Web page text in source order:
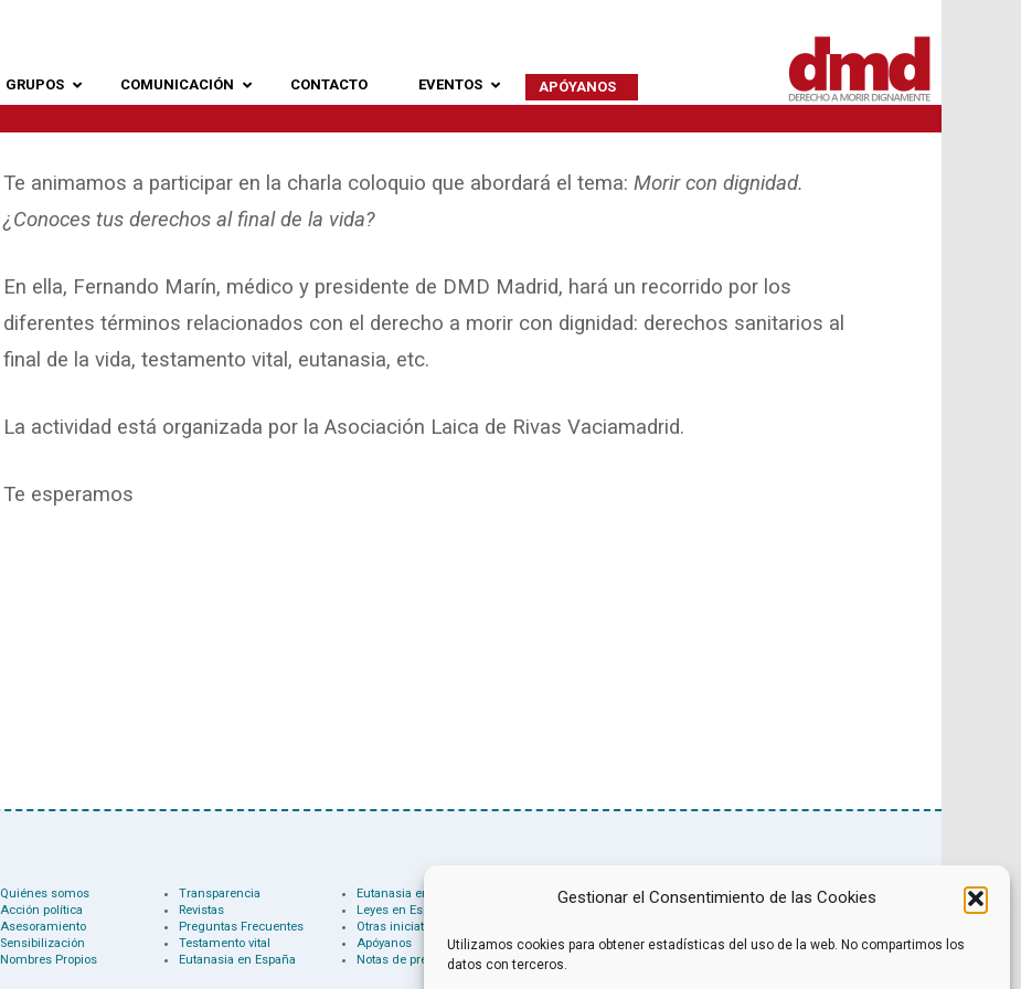
Gestionar el Consentimiento de las Cookies
Utilizamos cookies para obtener estadísticas del uso de la web. No compartimos los
datos con terceros.
GRUPOS COMUNICACIÓN CONTACTO EVENTOS APÓYANOS
Te animamos a participar en la charla coloquio que abordará el tema: Morir con dignidad.
¿Conoces tus derechos al final de la vida?
En ella, Fernando Marín, médico y presidente de DMD Madrid, hará un recorrido por los
diferentes términos relacionados con el derecho a morir con dignidad: derechos sanitarios al
final de la vida, testamento vital, eutanasia, etc.
La actividad está organizada por la Asociación Laica de Rivas Vaciamadrid.
Te esperamos
Quiénes somos
Acción política
Asesoramiento
Sensibilización
Nombres Propios
Transparencia
Revistas
Preguntas Frecuentes
Testamento vital
Eutanasia en España
Eutanasia en el mundo
Leyes en España
Otras iniciativas
Apóyanos
Notas de prensa
Noticias
Libros recomendados
Películas recomendadas
Contacto
Facebook